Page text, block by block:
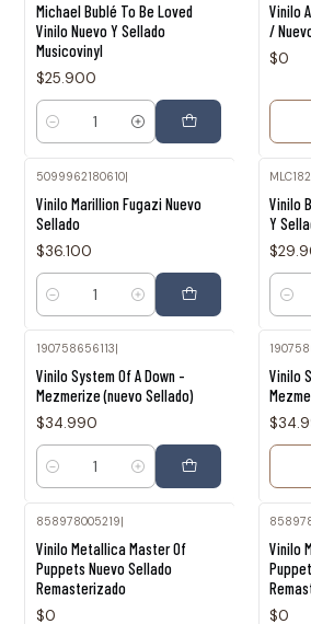
Michael Bublé To Be Loved
Vinilo Nuevo Y Sellado
Musicovinyl
$25.900
Cantidad
Vinilo
/
$0
5099962180610|
Vinilo Marillion Fugazi Nuevo
Sellado
$36.100
Cantidad
Vinilo
Y
190758656113
Vinilo System Of A Down -
Mezmerize (nuevo Sellado)
$34.990
Cantidad
Vinilo
858978005219|
Vinilo Metallica Master Of
Puppets Nuevo Sellado
Remasterizado
$0
Vinilo
$0